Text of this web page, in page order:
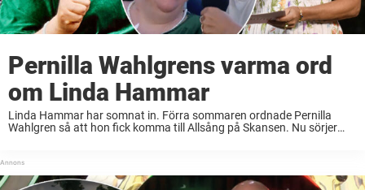
Pernilla Wahlgrens varma ord
om Linda Hammar
Linda Hammar har somnat in. Förra sommaren ordnade Pernilla
Wahlgren så att hon fick komma till Allsång på Skansen. Nu sörjer